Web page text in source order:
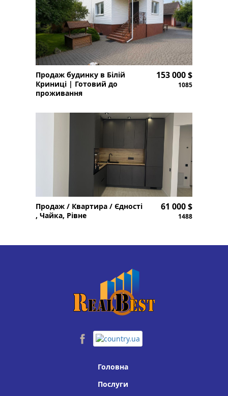
Продаж будинку в Білій
Криниці | Готовий до
проживання
153 000 $
1085
Продаж / Квартира / Єдності
, Чайка, Рівне
61 000 $
1488
Головна
Послуги